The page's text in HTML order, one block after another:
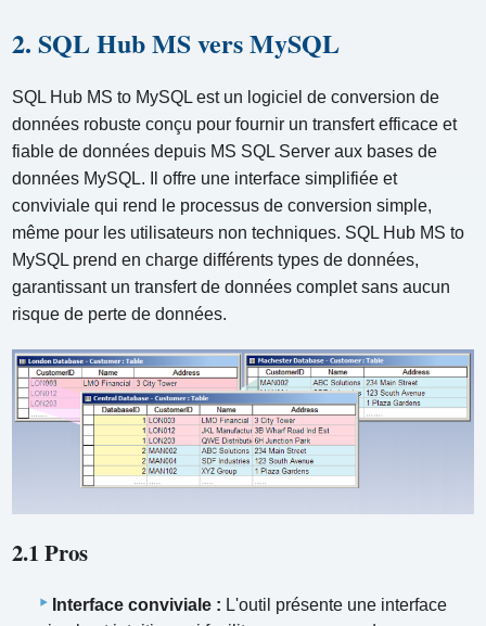
2. SQL Hub MS vers MySQL
SQL Hub MS to MySQL est un logiciel de conversion de
données robuste conçu pour fournir un transfert efficace et
fiable de données depuis MS SQL Server aux bases de
données MySQL. Il offre une interface simplifiée et
conviviale qui rend le processus de conversion simple,
même pour les utilisateurs non techniques. SQL Hub MS to
MySQL prend en charge différents types de données,
garantissant un transfert de données complet sans aucun
risque de perte de données.
2.1 Pros
Interface conviviale : L'outil présente une interface